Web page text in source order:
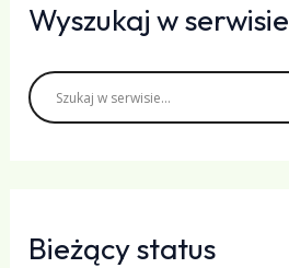
Wyszukaj w serwisie
Bieżący status